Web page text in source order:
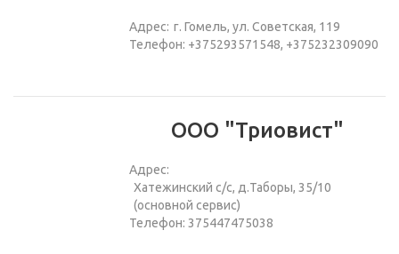
Адрес: г. Гомель, ул. Советская, 119
Телефон: +375293571548, +375232309090
ООО "Триовист"
Адрес:
Хатежинский с/с, д.Таборы, 35/10
(основной сервис)
Телефон: 375447475038